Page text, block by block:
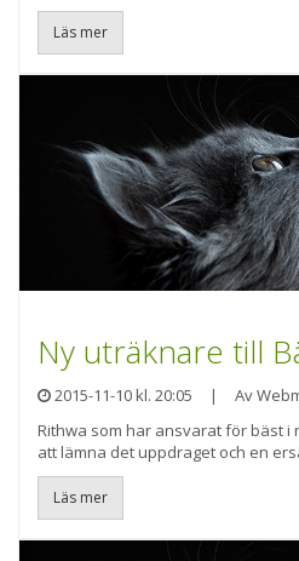
Läs mer
Ny uträknare till
2015-11-10 kl. 20:05 |
Av
Rithwa som har ansvarat för bäst
att lämna det uppdraget och en
Läs mer